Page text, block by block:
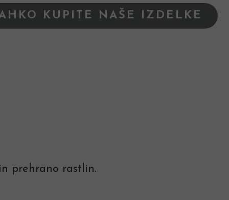
KUPITE NAŠE IZDELKE
prehrano rastlin.